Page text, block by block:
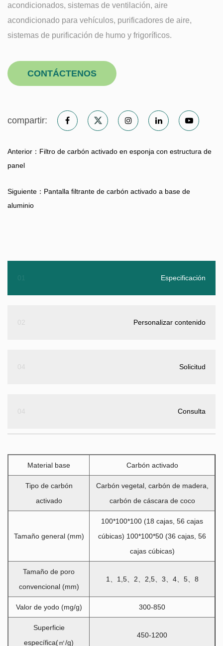
acondicionados, sistemas de ventilación, aire
acondicionado para vehículos, purificadores de aire,
sistemas de purificación de humo y frigoríficos.
CONTÁCTENOS
compartir:
Anterior：Filtro de carbón activado en esponja con estructura de
panel
Siguiente：Pantalla filtrante de carbón activado a base de
aluminio
01 Especificación
02 Personalizar contenido
04 Solicitud
04 Consulta
Material base Carbón activado
Tipo de carbón
activado
Carbón vegetal, carbón de madera,
carbón de cáscara de coco
Tamaño general (mm)
100*100*100 (18 cajas, 56 cajas
cúbicas) 100*100*50 (36 cajas, 56
cajas cúbicas)
Tamaño de poro
convencional (mm)
1、1,5、2、2,5、3、4、5、8
Valor de yodo (mg/g) 300-850
Superficie
específica(㎡/g)
450-1200